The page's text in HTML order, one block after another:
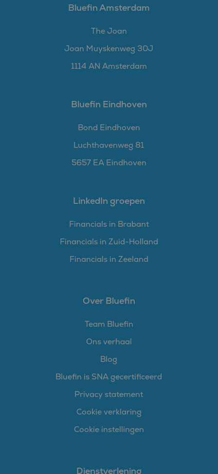
Bluefin Amsterdam
The Joan
Joan Muyskenweg 30J
1114 AN Amsterdam
Bluefin Eindhoven
Bond Eindhoven
Luchthavenweg 81
5657 EA Eindhoven
LinkedIn groepen
Financials in Brabant
Financials in Zuid-Holland
Financials in Zeeland
Over Bluefin
Team Bluefin
Ons verhaal
Blog
Bluefin is SNA gecertificeerd
Privacy statement
Cookie verklaring
Cookie instellingen
Dienstverlening